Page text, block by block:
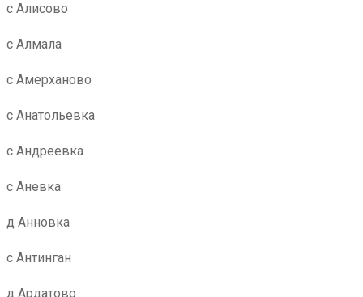
с Алисово
с Алмала
с Амерханово
с Анатольевка
с Андреевка
с Аневка
д Анновка
с Антинган
д Ардатово